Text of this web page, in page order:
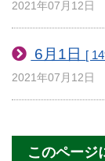
2021年07月12日
6月1日 [
2021年07月12日
このページ